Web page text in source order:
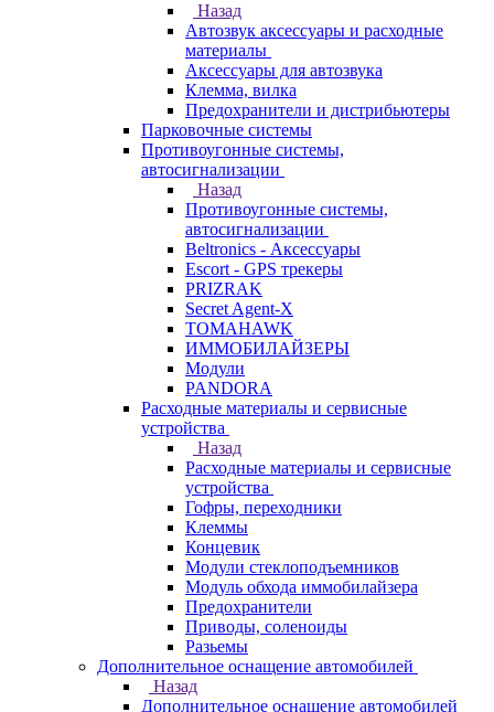
Назад
Автозвук аксессуары и расходные
материалы
Аксессуары для автозвука
Клемма, вилка
Предохранители и дистрибьютеры
Парковочные системы
Противоугонные системы,
автосигнализации
Назад
Противоугонные системы,
автосигнализации
Beltronics - Аксессуары
Escort - GPS трекеры
PRIZRAK
Secret Agent-X
TOMAHAWK
ИММОБИЛАЙЗЕРЫ
Модули
PANDORA
Расходные материалы и сервисные
устройства
Назад
Расходные материалы и сервисные
устройства
Гофры, переходники
Клеммы
Концевик
Модули стеклоподъемников
Модуль обхода иммобилайзера
Предохранители
Приводы, соленоиды
Разьемы
Дополнительное оснащение автомобилей
Назад
Дополнительное оснащение автомобилей